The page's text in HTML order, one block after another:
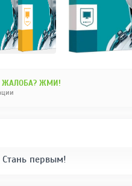
ЖАЛОБА? ЖМИ!
Стань первым!